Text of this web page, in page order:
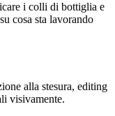
i colli di bottiglia e
cosa sta lavorando
alla stesura, editing
visivamente.